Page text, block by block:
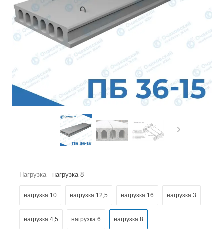
Нагрузка нагрузка 8
нагрузка 10 нагрузка 12,5 нагрузка 16 нагрузка 3
нагрузка 4,5 нагрузка 6 нагрузка 8